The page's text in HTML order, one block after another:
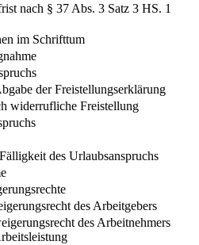
nach § 37 Abs. 3 Satz 3 HS. 1
im Schrifttum
der Freistellungserklärung
widerrufliche Freistellung
des Urlaubsanspruchs
des Arbeitgebers
des Arbeitnehmers